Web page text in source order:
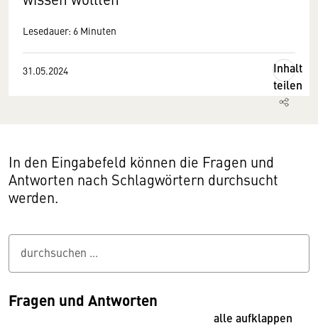
Lesedauer: 6 Minuten
31.05.2024
Inhalt
teilen
In den Eingabefeld können die Fragen und
Antworten nach Schlagwörtern durchsucht
werden.
durchsuchen ...
Fragen und Antworten
alle aufklappen